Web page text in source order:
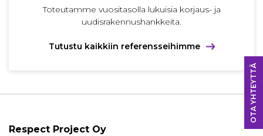
OTA YHTEYTTÄ
Toteutamme vuositasolla lukuisia korjaus- ja
uudisrakennushankkeita.
Tutustu kaikkiin referensseihimme
Respect Project Oy